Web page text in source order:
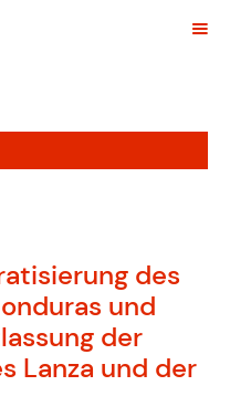
des
und
der
Lanza und der